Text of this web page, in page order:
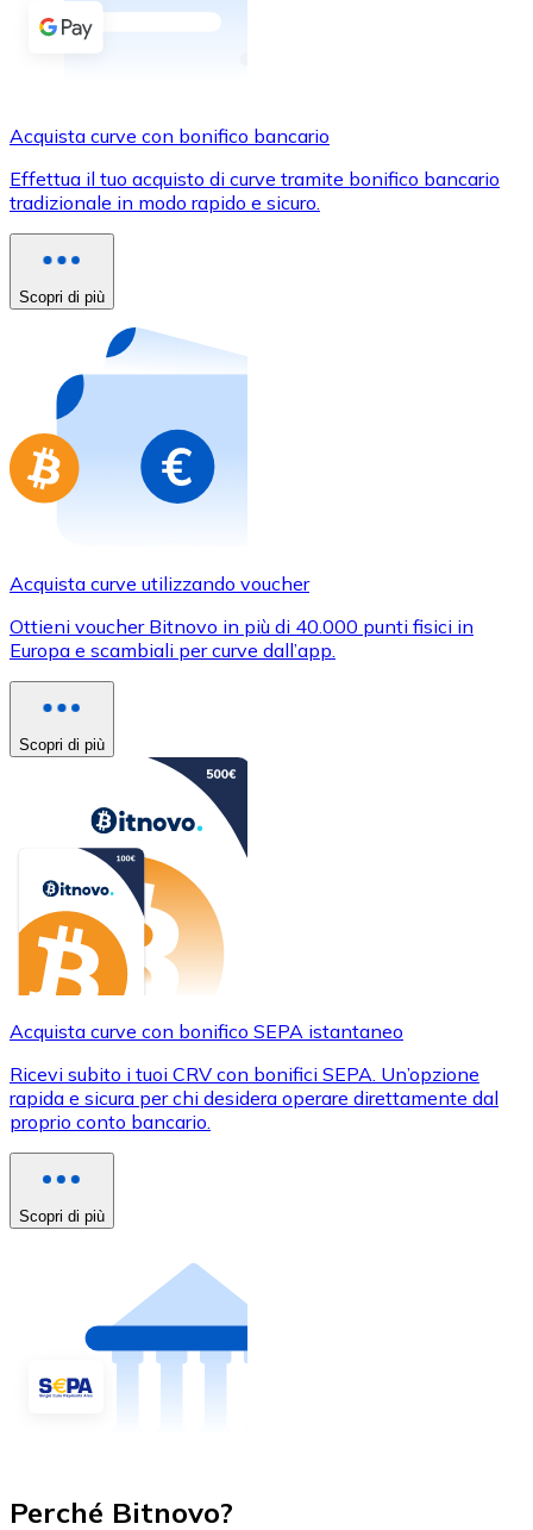
Bonifico SEPA
Usa le carte Visa e Mastercard per acquistare
Acquista con carta
Acquista gift card dei tuoi marchi preferiti con
Vai al negozio di carte regalo
Acquista curve con bonifico bancario
Effettua il tuo acquisto di curve tramite bonifico bancario
tradizionale in modo rapido e sicuro.
Scopri di più
Acquista curve utilizzando voucher
Ottieni voucher Bitnovo in più di 40.000 punti fisici in
Europa e scambiali per curve dall’app.
Scopri di più
Acquista curve con bonifico SEPA istantaneo
Ricevi subito i tuoi CRV con bonifici SEPA. Un’opzione
rapida e sicura per chi desidera operare direttamente dal
proprio conto bancario.
Scopri di più
Perché Bitnovo?